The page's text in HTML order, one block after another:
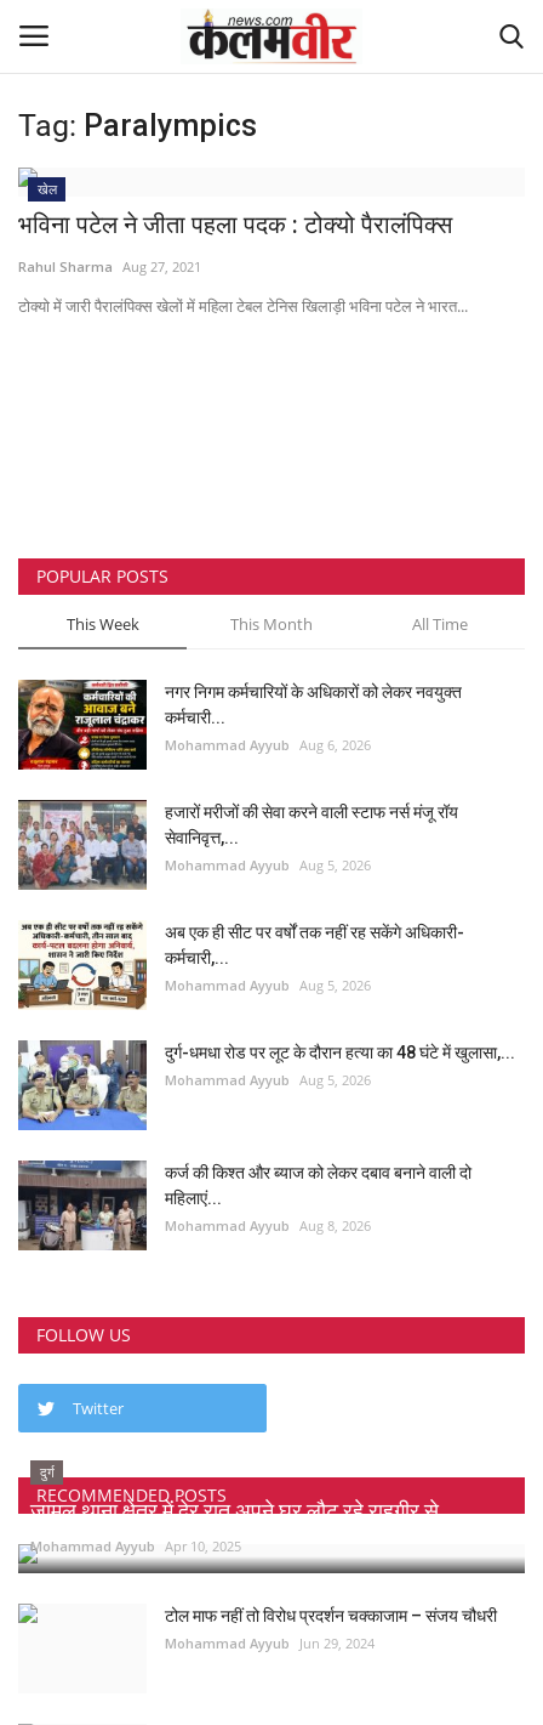
Login Register
Home
धर्म
टेक न्यूज
खेल
मनोरंजन
लाइफस्टाइल
वीडियो
Tag: Paralympics
खेल
भविना पटेल ने जीता पहला पदक : टोक्यो पैरालंपिक्स
Rahul Sharma Aug 27, 2021
टोक्यो में जारी पैरालंपिक्स खेलों में महिला टेबल टेनिस खिलाड़ी भविना पटेल ने भारत...
POPULAR POSTS
This Week This Month All Time
नगर निगम कर्मचारियों के अधिकारों को लेकर नवयुक्त
कर्मचारी...
Mohammad Ayyub Aug 6, 2026
हजारों मरीजों की सेवा करने वाली स्टाफ नर्स मंजू रॉय
सेवानिवृत्त,...
Mohammad Ayyub Aug 5, 2026
अब एक ही सीट पर वर्षों तक नहीं रह सकेंगे अधिकारी-
कर्मचारी,...
Mohammad Ayyub Aug 5, 2026
दुर्ग-धमधा रोड पर लूट के दौरान हत्या का 48 घंटे में खुलासा,...
Mohammad Ayyub Aug 5, 2026
कर्ज की किश्त और ब्याज को लेकर दबाव बनाने वाली दो
महिलाएं...
Mohammad Ayyub Aug 8, 2026
FOLLOW US
Twitter
RECOMMENDED POSTS
दुर्ग
जामुल थाना क्षेत्र में देर रात अपने घर लौट रहे राहगीर से...
Mohammad Ayyub Apr 10, 2025
टोल माफ नहीं तो विरोध प्रदर्शन चक्काजाम – संजय चौधरी
Mohammad Ayyub Jun 29, 2024